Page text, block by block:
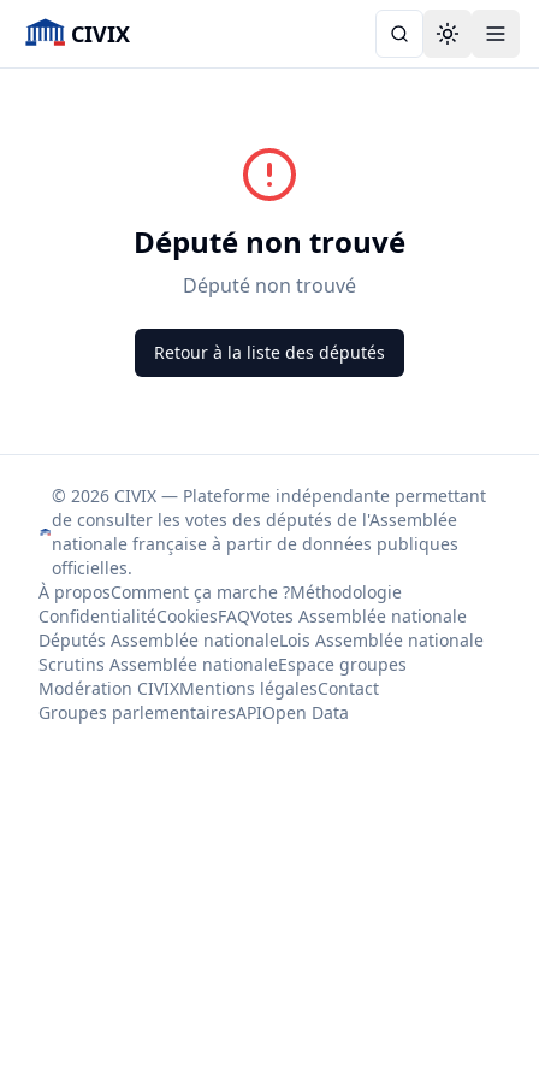
CIVIX Toggle
Député non trouvé
Député non trouvé
Retour à la liste des députés
© 2026 CIVIX — Plateforme indépendante permettant
de consulter les votes des députés de l'Assemblée
nationale française à partir de données publiques
officielles.
À proposComment ça marche ?Méthodologie
ConfidentialitéCookiesFAQVotes Assemblée nationale
Députés Assemblée nationaleLois Assemblée nationale
Scrutins Assemblée nationaleEspace groupes
Modération CIVIXMentions légalesContact
Groupes parlementairesAPIOpen Data